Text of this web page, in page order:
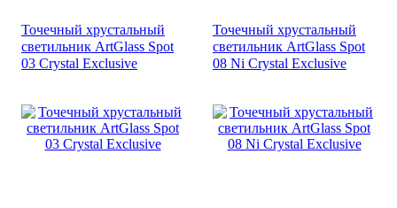
Точечный хрустальный
светильник ArtGlass Spot
03 Crystal Exclusive
Точечный хрустальный
светильник ArtGlass Spot
08 Ni Crystal Exclusive